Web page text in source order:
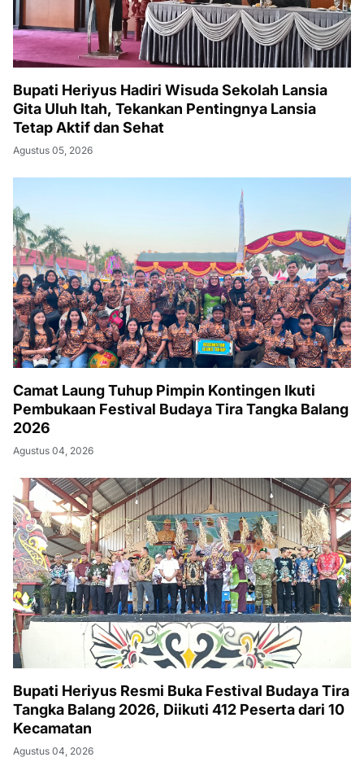
Bupati Heriyus Hadiri Wisuda Sekolah Lansia
Gita Uluh Itah, Tekankan Pentingnya Lansia
Tetap Aktif dan Sehat
Agustus 05, 2026
Camat Laung Tuhup Pimpin Kontingen Ikuti
Pembukaan Festival Budaya Tira Tangka Balang
2026
Agustus 04, 2026
Bupati Heriyus Resmi Buka Festival Budaya Tira
Tangka Balang 2026, Diikuti 412 Peserta dari 10
Kecamatan
Agustus 04, 2026